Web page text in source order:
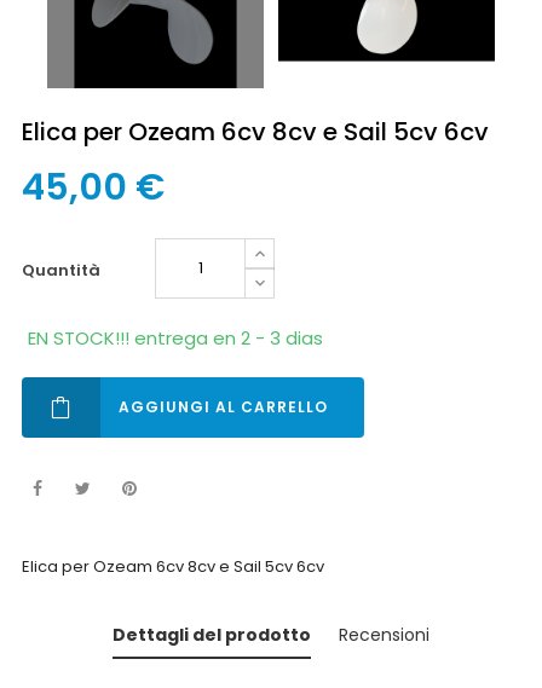
Elica per Ozeam 6cv 8cv e Sail 5cv 6cv
45,00 €
quantità
EN STOCK!!! entrega en 2 - 3 dias
AGGIUNGI AL CARRELLO
Elica per Ozeam 6cv 8cv e Sail 5cv 6cv
Dettagli del prodotto Recensioni